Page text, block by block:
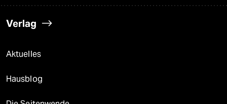
Verlag
Aktuelles
Hausblog